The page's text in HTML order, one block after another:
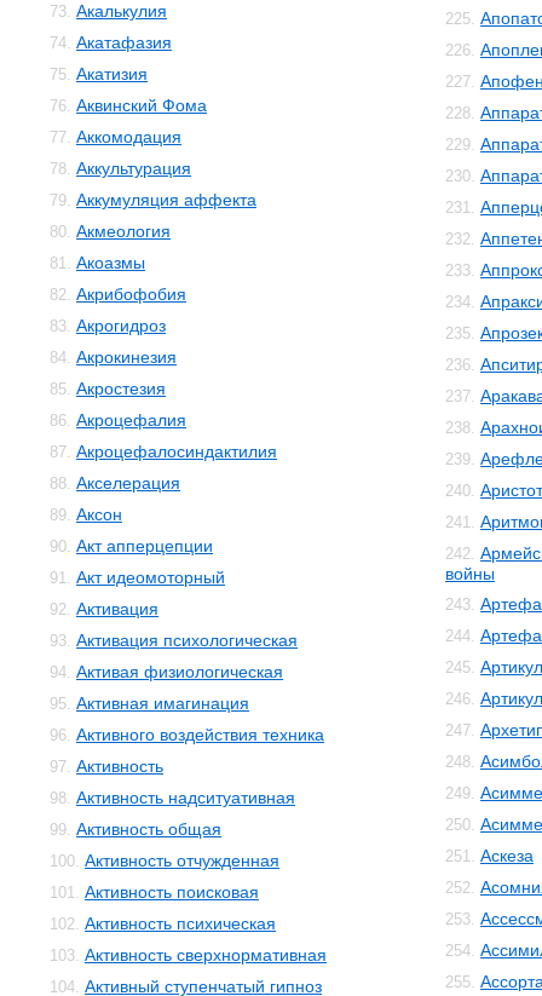
73. Акалькулия
74. Акатафазия
75. Акатизия
76. Аквинский Фома
77. Аккомодация
78. Аккультурация
79. Аккумуляция аффекта
80. Акмеология
81. Акоазмы
82. Акрибофобия
83. Акрогидроз
84. Акрокинезия
85. Акростезия
86. Акроцефалия
87. Акроцефалосиндактилия
88. Акселерация
89. Аксон
90. Акт апперцепции
91. Акт идеомоторный
92. Активация
93. Активация психологическая
94. Активая физиологическая
95. Активная имагинация
96. Активного воздействия техника
97. Активность
98. Активность надситуативная
99. Активность общая
100. Активность отчужденная
101. Активность поисковая
102. Активность психическая
103. Активность сверхнормативная
104. Активный ступенчатый гипноз
225.
226.
227.
228.
229.
230.
231.
232.
233.
234.
235.
236.
237.
238.
239.
240.
241.
242.
войны
243.
244.
245.
246.
247.
248.
249.
250.
251. Аскеза
252.
253.
254.
255.